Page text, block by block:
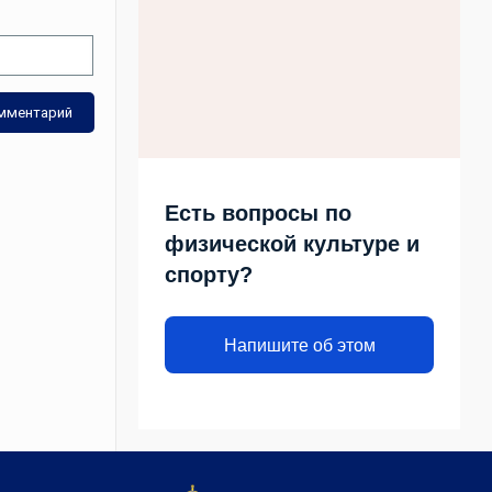
Есть вопросы по
физической культуре и
спорту?
Напишите об этом